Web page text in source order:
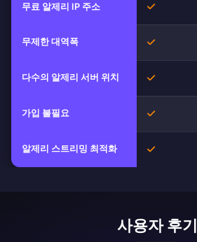
무료 알제리 IP 주소 예
무제한 대역폭 예
다수의 알제리 서버 위치 예
가입 불필요 예
알제리 스트리밍 최적화 예
사용자 후기